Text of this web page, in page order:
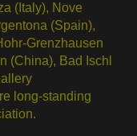
(Italy), Nove
(Spain),
Grenzhausen
(China), Bad Ischl
long-standing